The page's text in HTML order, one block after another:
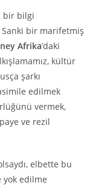
bir bilgi
Sanki bir marifetmiş
Afrika’daki
kültür
şarkı
edilmek
vermek,
ve rezil
elbette bu
yok edilme